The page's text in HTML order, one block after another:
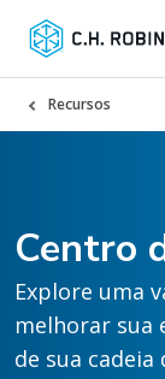
Recursos
Centro
Explore uma
melhorar sua
de sua